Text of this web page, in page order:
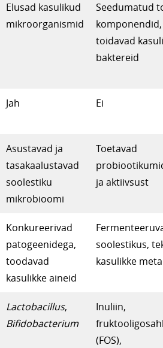
Elusad kasulikud
mikroorganismid
Seedumatud
toidavad
baktereid
Jah Ei
Asustavad ja
tasakaalustavad
soolestiku
mikrobioomi
Toetavad
ja aktiivsust
Konkureerivad
patogeenidega,
toodavad
kasulikke aineid
soolestikus,
kasulikke
Lactobacillus,
Bifidobacterium
Inuliin,
(FOS),